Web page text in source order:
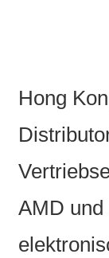
Hong
AMD